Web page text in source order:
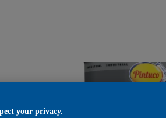
your privacy.